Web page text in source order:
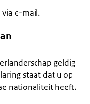
e-mail.
geldig
staat dat u op
nationaliteit heeft.